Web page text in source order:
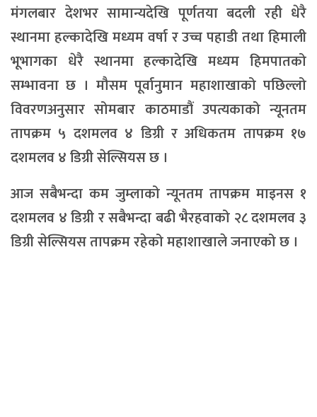
मंगलबार देशभर सामान्यदेखि पूर्णतया बदली रही धेरै
स्थानमा हल्कादेखि मध्यम वर्षा र उच्च पहाडी तथा हिमाली
भूभागका धेरै स्थानमा हल्कादेखि मध्यम हिमपातको
सम्भावना छ । मौसम पूर्वानुमान महाशाखाको पछिल्लो
विवरणअनुसार सोमबार काठमाडौं उपत्यकाको न्यूनतम
तापक्रम ५ दशमलव ४ डिग्री र अधिकतम तापक्रम १७
दशमलव ४ डिग्री सेल्सियस छ ।
आज सबैभन्दा कम जुम्लाको न्यूनतम तापक्रम माइनस १
दशमलव ४ डिग्री र सबैभन्दा बढी भैरहवाको २८ दशमलव ३
डिग्री सेल्सियस तापक्रम रहेको महाशाखाले जनाएको छ ।